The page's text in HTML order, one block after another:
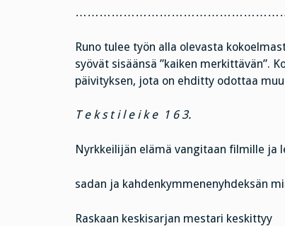
Runo tulee työn alla olevasta
syövät sisäänsä ”kaiken merkittävän”.
päivityksen, jota on ehditty odottaa
T e k s t i l e i k e 1 6 3.
Nyrkkeilijän elämä vangitaan filmille ja
sadan ja kahdenkymmenenyhdeksän
Raskaan keskisarjan mestari keskittyy